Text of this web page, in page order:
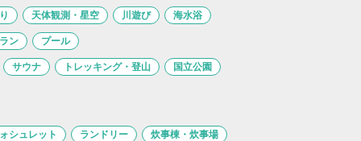
天体観測・星空 川遊び 海水浴
ン プール
サウナ トレッキング・登山 国立公園
シュレット ランドリー 炊事棟・炊事場